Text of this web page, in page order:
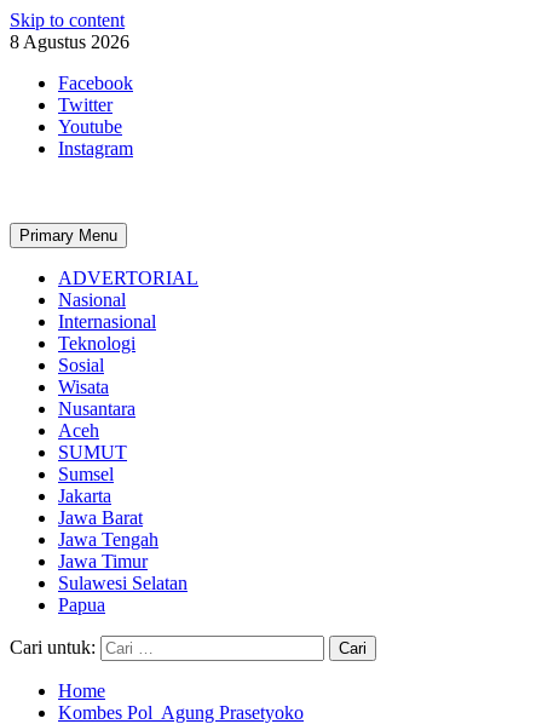
Skip to content
8 Agustus 2026
Facebook
Twitter
Youtube
Instagram
Primary Menu
ADVERTORIAL
Nasional
Internasional
Teknologi
Sosial
Wisata
Nusantara
Aceh
SUMUT
Sumsel
Jakarta
Jawa Barat
Jawa Tengah
Jawa Timur
Sulawesi Selatan
Papua
Cari untuk:
Home
Kombes Pol Agung Prasetyoko